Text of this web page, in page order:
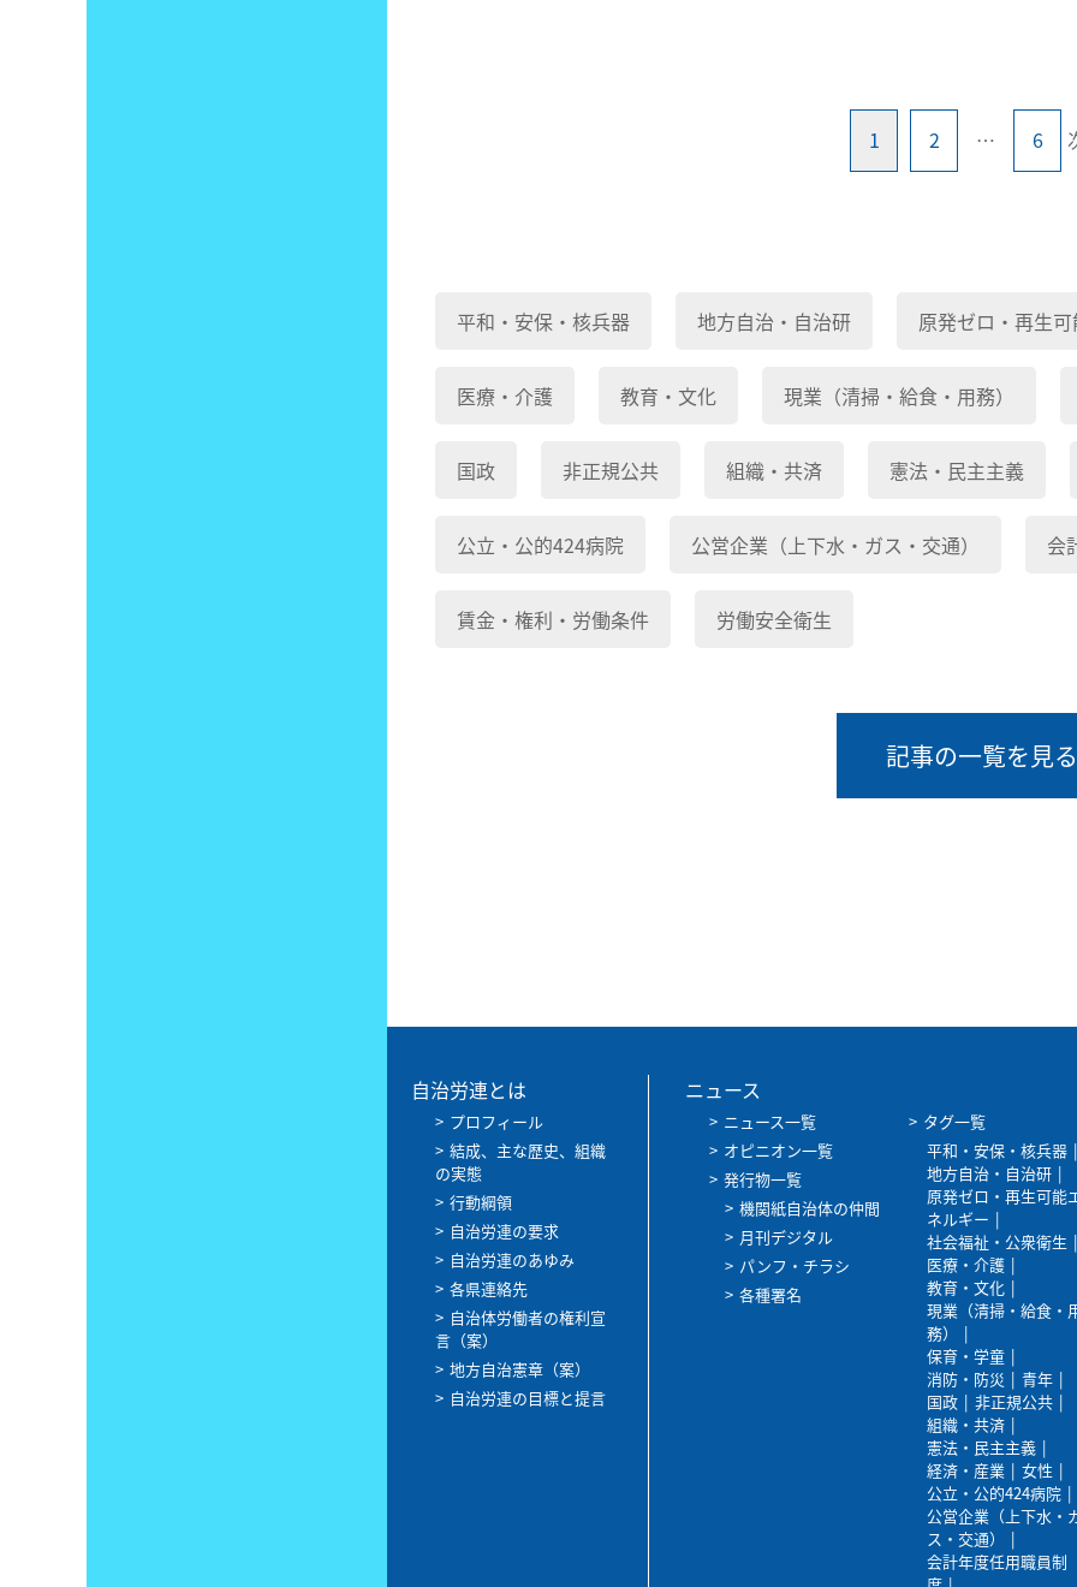
1 2 … 6
平和・安保・核兵器 地方自治・自治研 原発ゼロ・再生
医療・介護 教育・文化 現業（清掃・給食・用務）
国政 非正規公共 組織・共済 憲法・民主主義
公立・公的424病院 公営企業（上下水・ガス・交通） 会
賃金・権利・労働条件 労働安全衛生
記事の一覧を見る
自治労連とは
プロフィール
結成、主な歴史、組織
の実態
行動綱領
自治労連の要求
自治労連のあゆみ
各県連絡先
自治体労働者の権利宣
言（案）
地方自治憲章（案）
自治労連の目標と提言
ニュース
ニュース一覧
オピニオン一覧
発行物一覧
機関紙自治体の仲間
月刊デジタル
パンフ・チラシ
各種署名
タグ一覧
平和・安保・核兵器
地方自治・自治研
原発ゼロ・再生可能
ネルギー
社会福祉・公衆衛生
医療・介護
教育・文化
現業（清掃・給食・
務）
保育・学童
消防・防災
青年
国政
非正規公共
組織・共済
憲法・民主主義
経済・産業
女性
公立・公的424病院
公営企業（上下水・
ス・交通）
会計年度任用職員制